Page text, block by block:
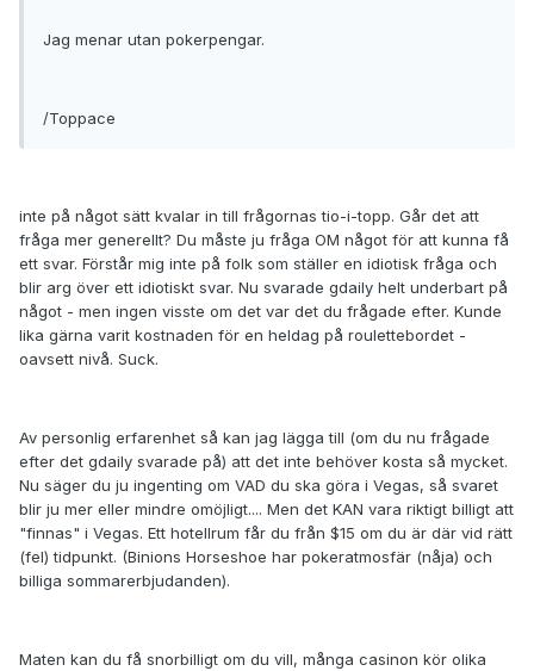
Jag menar utan pokerpengar.
/Toppace
inte på något sätt kvalar in till frågornas tio-i-topp. Går det att
fråga mer generellt? Du måste ju fråga OM något för att kunna få
ett svar. Förstår mig inte på folk som ställer en idiotisk fråga och
blir arg över ett idiotiskt svar. Nu svarade gdaily helt underbart på
något - men ingen visste om det var det du frågade efter. Kunde
lika gärna varit kostnaden för en heldag på roulettebordet -
oavsett nivå. Suck.
Av personlig erfarenhet så kan jag lägga till (om du nu frågade
efter det gdaily svarade på) att det inte behöver kosta så mycket.
Nu säger du ju ingenting om VAD du ska göra i Vegas, så svaret
blir ju mer eller mindre omöjligt.... Men det KAN vara riktigt billigt att
"finnas" i Vegas. Ett hotellrum får du från $15 om du är där vid rätt
(fel) tidpunkt. (Binions Horseshoe har pokeratmosfär (nåja) och
billiga sommarerbjudanden).
Maten kan du få snorbilligt om du vill, många casinon kör olika